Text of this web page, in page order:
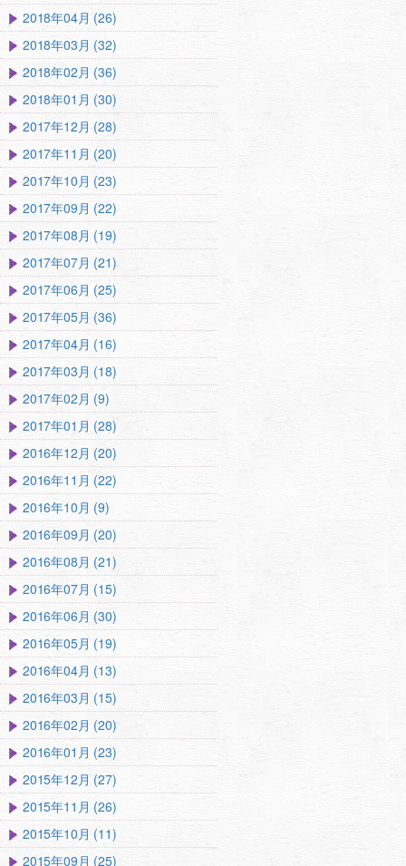
2018年04月 (26)
2018年03月 (32)
2018年02月 (36)
2018年01月 (30)
2017年12月 (28)
2017年11月 (20)
2017年10月 (23)
2017年09月 (22)
2017年08月 (19)
2017年07月 (21)
2017年06月 (25)
2017年05月 (36)
2017年04月 (16)
2017年03月 (18)
2017年02月 (9)
2017年01月 (28)
2016年12月 (20)
2016年11月 (22)
2016年10月 (9)
2016年09月 (20)
2016年08月 (21)
2016年07月 (15)
2016年06月 (30)
2016年05月 (19)
2016年04月 (13)
2016年03月 (15)
2016年02月 (20)
2016年01月 (23)
2015年12月 (27)
2015年11月 (26)
2015年10月 (11)
2015年09月 (25)